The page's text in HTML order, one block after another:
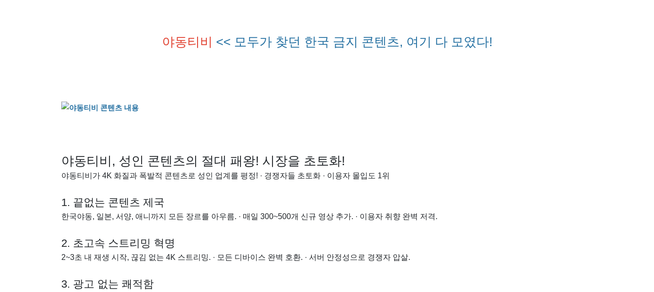
야동티비 << 모두가 찾던 한국 금지 콘텐츠, 여기 다 모였다!
야동티비, 성인 콘텐츠의 절대 패왕! 시장을 초토화!
야동티비가 4K 화질과 폭발적 콘텐츠로 성인 업계를 평정! · 경쟁자들 초토화 · 이용자 몰입도 1위
1. 끝없는 콘텐츠 제국
한국야동, 일본, 서양, 애니까지 모든 장르를 아우름. · 매일 300~500개 신규 영상 추가. · 이용자 취향 완벽 저격.
2. 초고속 스트리밍 혁명
2~3초 내 재생 시작, 끊김 없는 4K 스트리밍. · 모든 디바이스 완벽 호환. · 서버 안정성으로 경쟁자 압살.
3. 광고 없는 쾌적함